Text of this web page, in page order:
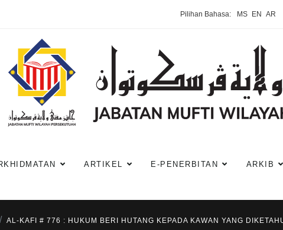
Pilihan Bahasa: MS EN AR
ARTIKEL E-PENERBITAN ARKIB
AL-KAFI # 776 : HUKUM BERI HUTANG KEPADA KAWAN YANG